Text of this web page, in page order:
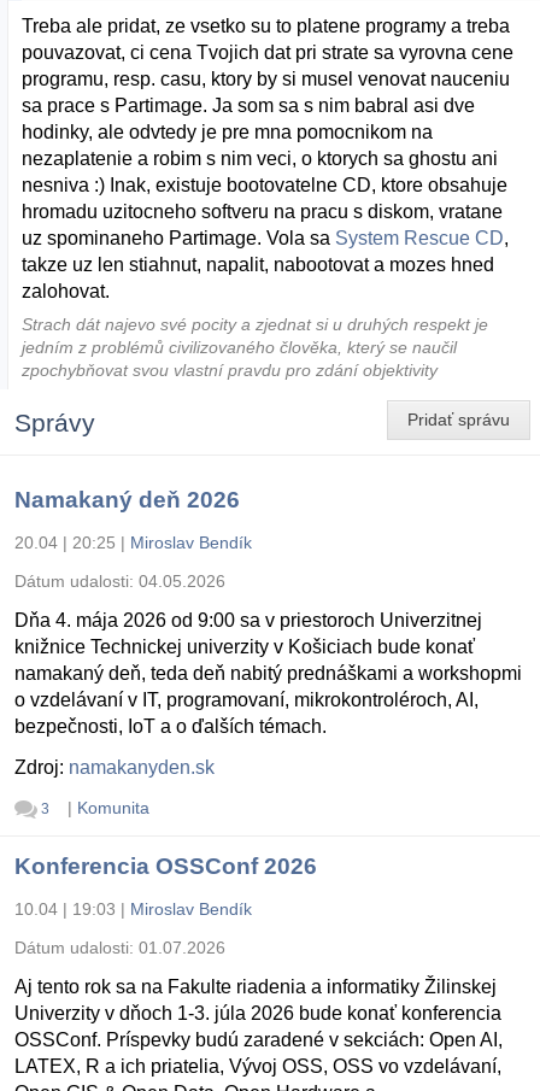
Treba ale pridat, ze vsetko su to platene programy a treba
pouvazovat, ci cena Tvojich dat pri strate sa vyrovna cene
programu, resp. casu, ktory by si musel venovat nauceniu
sa prace s Partimage. Ja som sa s nim babral asi dve
hodinky, ale odvtedy je pre mna pomocnikom na
nezaplatenie a robim s nim veci, o ktorych sa ghostu ani
nesniva :) Inak, existuje bootovatelne CD, ktore obsahuje
hromadu uzitocneho softveru na pracu s diskom, vratane
uz spominaneho Partimage. Vola sa System Rescue CD,
takze uz len stiahnut, napalit, nabootovat a mozes hned
zalohovat.
Strach dát najevo své pocity a zjednat si u druhých respekt je
jedním z problémů civilizovaného člověka, který se naučil
zpochybňovat svou vlastní pravdu pro zdání objektivity
Pridať správu
Správy
Namakaný deň 2026
20.04 | 20:25 | Miroslav Bendík
Dátum udalosti: 04.05.2026
Dňa 4. mája 2026 od 9:00 sa v priestoroch Univerzitnej
knižnice Technickej univerzity v Košiciach bude konať
namakaný deň, teda deň nabitý prednáškami a workshopmi
o vzdelávaní v IT, programovaní, mikrokontroléroch, AI,
bezpečnosti, IoT a o ďalších témach.
Zdroj: namakanyden.sk
3 | Komunita
Konferencia OSSConf 2026
10.04 | 19:03 | Miroslav Bendík
Dátum udalosti: 01.07.2026
Aj tento rok sa na Fakulte riadenia a informatiky Žilinskej
Univerzity v dňoch 1-3. júla 2026 bude konať konferencia
OSSConf. Príspevky budú zaradené v sekciách: Open AI,
LATEX, R a ich priatelia, Vývoj OSS, OSS vo vzdelávaní,